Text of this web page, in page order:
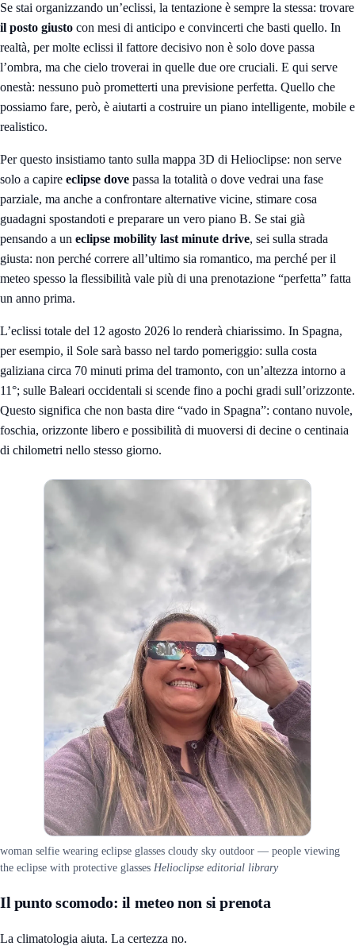
Se stai organizzando un’eclissi, la tentazione è sempre la stessa: trovare
il posto giusto con mesi di anticipo e convincerti che basti quello. In
realtà, per molte eclissi il fattore decisivo non è solo dove passa
l’ombra, ma che cielo troverai in quelle due ore cruciali. E qui serve
onestà: nessuno può prometterti una previsione perfetta. Quello che
possiamo fare, però, è aiutarti a costruire un piano intelligente, mobile e
realistico.
Per questo insistiamo tanto sulla mappa 3D di Helioclipse: non serve
solo a capire eclipse dove passa la totalità o dove vedrai una fase
parziale, ma anche a confrontare alternative vicine, stimare cosa
guadagni spostandoti e preparare un vero piano B. Se stai già
pensando a un eclipse mobility last minute drive, sei sulla strada
giusta: non perché correre all’ultimo sia romantico, ma perché per il
meteo spesso la flessibilità vale più di una prenotazione “perfetta” fatta
un anno prima.
L’eclissi totale del 12 agosto 2026 lo renderà chiarissimo. In Spagna,
per esempio, il Sole sarà basso nel tardo pomeriggio: sulla costa
galiziana circa 70 minuti prima del tramonto, con un’altezza intorno a
11°; sulle Baleari occidentali si scende fino a pochi gradi sull’orizzonte.
Questo significa che non basta dire “vado in Spagna”: contano nuvole,
foschia, orizzonte libero e possibilità di muoversi di decine o centinaia
di chilometri nello stesso giorno.
woman selfie wearing eclipse glasses cloudy sky outdoor — people viewing
the eclipse with protective glasses Helioclipse editorial library
Il punto scomodo: il meteo non si prenota
La climatologia aiuta. La certezza no.